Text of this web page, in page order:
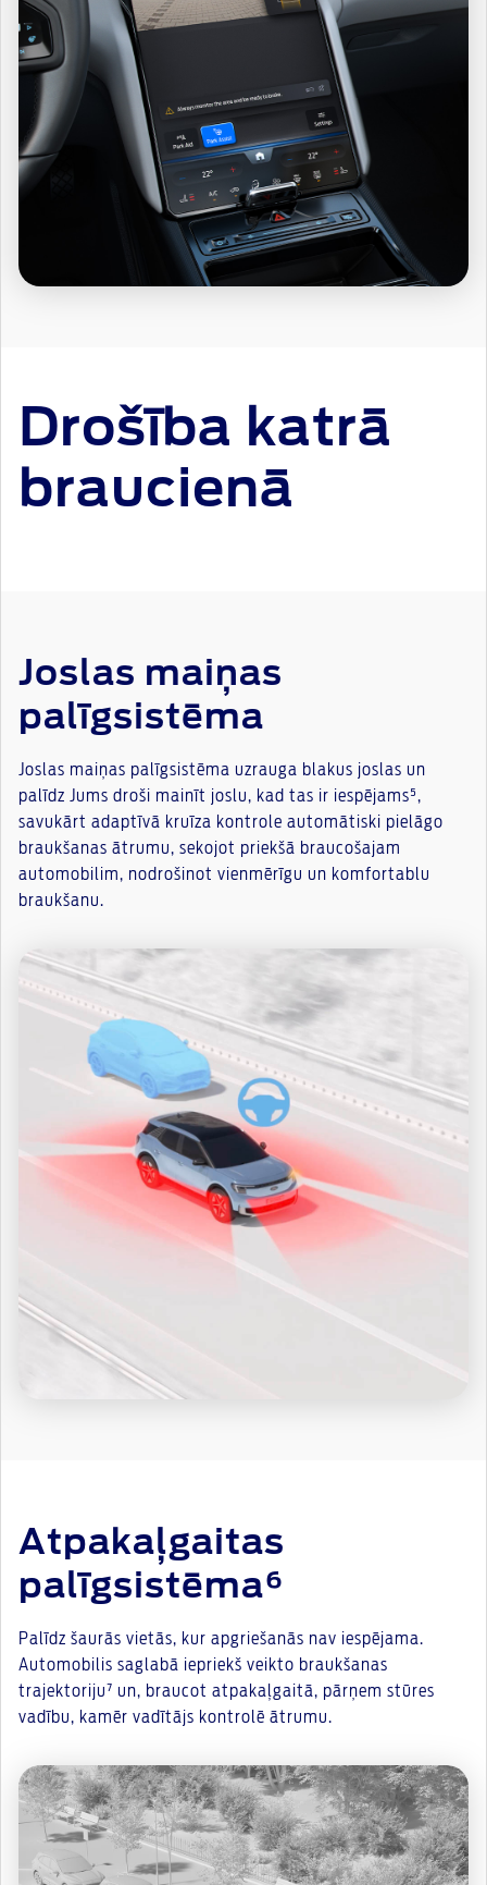
Drošība katrā
braucienā
Joslas maiņas
palīgsistēma
Joslas maiņas palīgsistēma uzrauga blakus joslas un
palīdz Jums droši mainīt joslu, kad tas ir iespējams⁵,
savukārt adaptīvā kruīza kontrole automātiski pielāgo
braukšanas ātrumu, sekojot priekšā braucošajam
automobilim, nodrošinot vienmērīgu un komfortablu
braukšanu.
Atpakaļgaitas
palīgsistēma⁶
Palīdz šaurās vietās, kur apgriešanās nav iespējama.
Automobilis saglabā iepriekš veikto braukšanas
trajektoriju⁷ un, braucot atpakaļgaitā, pārņem stūres
vadību, kamēr vadītājs kontrolē ātrumu.